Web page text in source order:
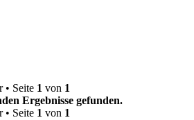
• Seite 1 von 1
Ergebnisse gefunden.
• Seite 1 von 1